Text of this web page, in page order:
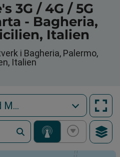
3G / 4G / 5G
- Bagheria,
Italien
i Bagheria, Palermo,
Italien
Iliad Mobile